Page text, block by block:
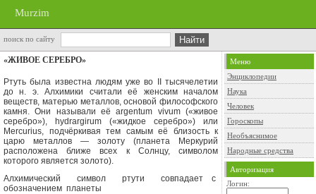
Murzim
поиск по сайту
«ЖИВОЕ СЕРЕБРО»
Ртуть была известна людям уже во IIтысячелетии
до н. э. Алхимики счи­тали её женским началом
веществ, матерью металлов, основой философ­ского
камня. Они называли еёargentum vivum(«живое
серебро»),
hydrargirum («жидкое серебро») или
Mercurius, подчёркивая тем самым её близость к
царю металлов — золоту (планета Меркурий
расположена бли­же всех к Солнцу, символом
которого является золото).
Алхимический
символ ртути
совпадает с
обозначением планеты
Меню
Энциклопедии
Наука
Человек
Гороскопы
Необъяснимое
Народные средства
Авторизация
Логин: